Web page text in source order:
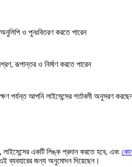
ও পুনঃবিতরণ করতে পারেন
রূপান্তর ও নির্মাণ করতে পারেন
পর্যন্ত আপনি লাইসেন্সের শর্তাবলী অনুসরণ
লাইসেন্সের একটি লিঙ্ক প্রদান করতে হবে, এবং
ব্যবহারের জন্য অনুমোদন দিয়েছেন।